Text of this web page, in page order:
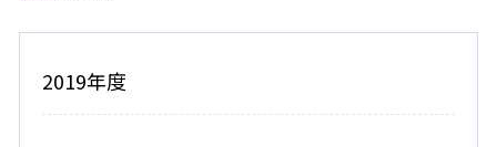
2019年度